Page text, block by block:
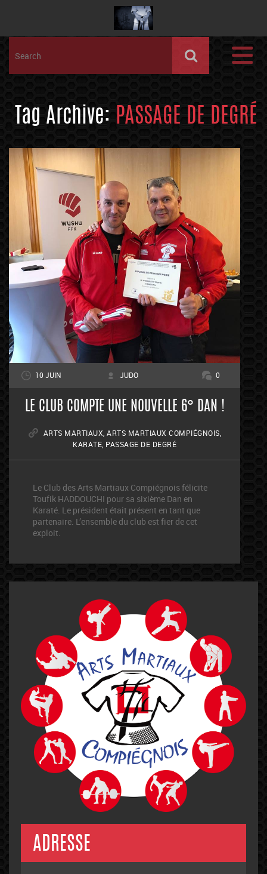
Tag Archive: PASSAGE DE DEGRÉ
10 JUIN JUDO 0
LE CLUB COMPTE UNE NOUVELLE 6° DAN !
ARTS MARTIAUX ,ARTS MARTIAUX COMPIÉGNOIS
KARATE PASSAGE DE DEGRÉ
Le Club des Arts Martiaux Compiégnois félicite
Toufik HADDOUCHI pour sa sixième Dan en
Karaté. Le président était présent en tant que
partenaire. L’ensemble du club est fier de cet
exploit.
ADRESSE